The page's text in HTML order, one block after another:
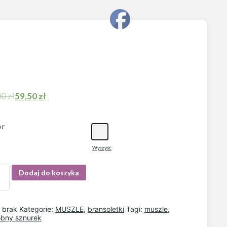
zł59,50zł
Wyczyść
Dodaj do koszyka
brak Kategorie: MUSZLE, bransoletki Tagi: muszle,
sznurek